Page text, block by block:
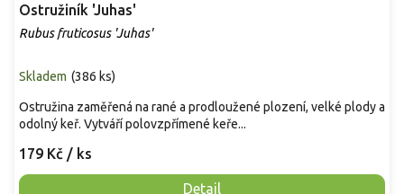
Ostružiník 'Juhas'
Rubus fruticosus 'Juhas'
Skladem (386 ks)
179 Kč / ks
Detail
Ostružina zaměřená na rané a prodloužené plození, velké plody a
odolný keř. Vytváří polovzpřímené keře...